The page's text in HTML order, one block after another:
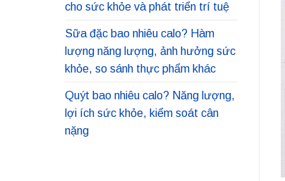
cho sức khỏe và phát triển trí tuệ
Sữa đặc bao nhiêu calo? Hàm
lượng năng lượng, ảnh hưởng sức
khỏe, so sánh thực phẩm khác
Quýt bao nhiêu calo? Năng lượng,
lợi ích sức khỏe, kiểm soát cân
nặng